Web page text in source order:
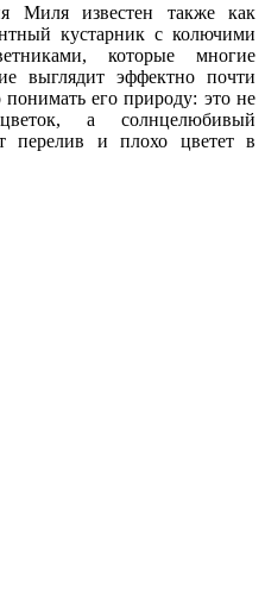
Миля известен также как
кустарник с колючими
которые многие
выглядит эффектно почти
его природу: это не
а солнцелюбивый
перелив и плохо цветет в